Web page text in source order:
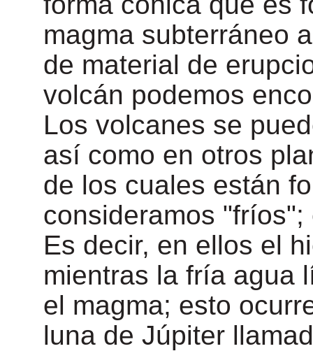
magma subterráneo
de material de
volcán podemos
Los volcanes se
así como en otros
de los cuales están
consideramos
Es decir, en ellos el
mientras la fría agua
el magma; esto
luna de Júpiter